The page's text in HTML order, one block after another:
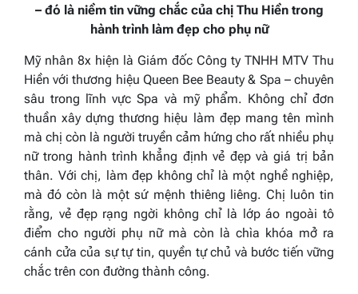
– đó là niềm tin vững chắc của chị Thu Hiền trong
hành trình làm đẹp cho phụ nữ
Mỹ nhân 8x hiện là Giám đốc Công ty TNHH MTV Thu
Hiền với thương hiệu Queen Bee Beauty & Spa – chuyên
sâu trong lĩnh vực Spa và mỹ phẩm. Không chỉ đơn
thuần xây dựng thương hiệu làm đẹp mang tên mình
mà chị còn là người truyền cảm hứng cho rất nhiều phụ
nữ trong hành trình khẳng định vẻ đẹp và giá trị bản
thân. Với chị, làm đẹp không chỉ là một nghề nghiệp,
mà đó còn là một sứ mệnh thiêng liêng. Chị luôn tin
rằng, vẻ đẹp rạng ngời không chỉ là lớp áo ngoài tô
điểm cho người phụ nữ mà còn là chìa khóa mở ra
cánh cửa của sự tự tin, quyền tự chủ và bước tiến vững
chắc trên con đường thành công.